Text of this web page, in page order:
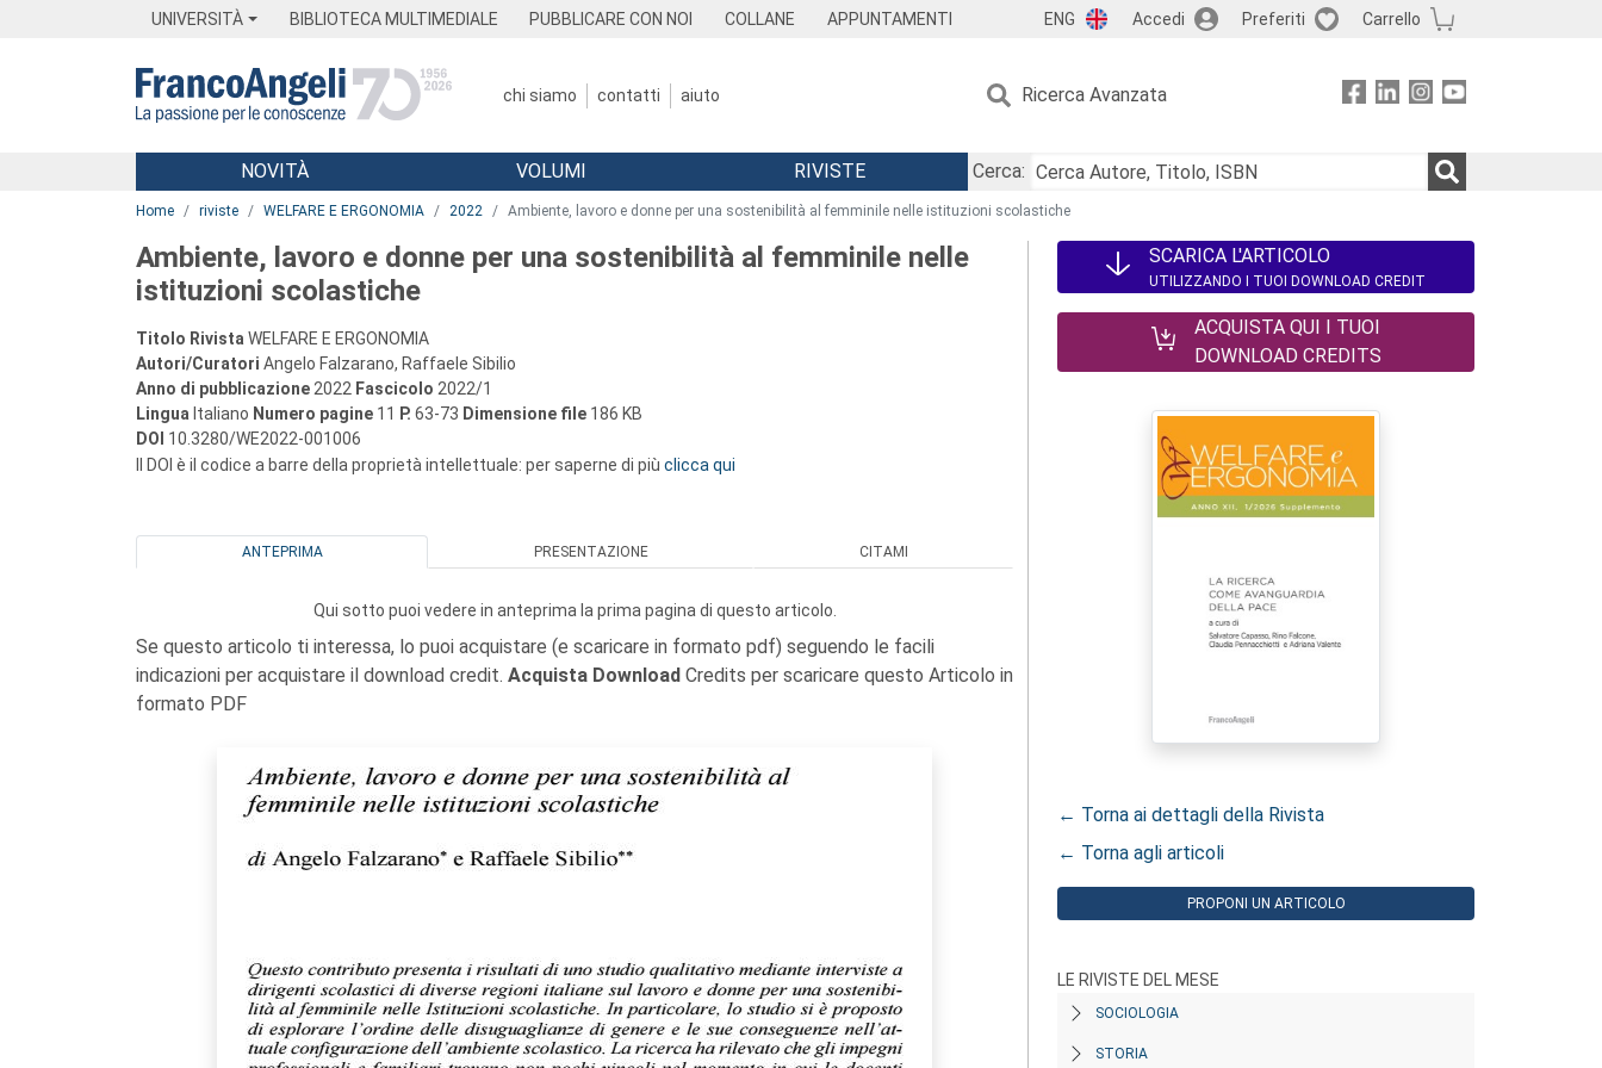
UNIVERSITÀ BIBLIOTECA MULTIMEDIALE PUBBLICARE CON NOI COLLANE APPUNTAMENTI ENG Accedi Preferiti Carrello
chi siamo contatti aiuto Ricerca Avanzata
Menu
NOVITÀ VOLUMI RIVISTE
Cerca:
Home riviste WELFARE E ERGONOMIA 2022 Ambiente, lavoro e donne per una sostenibilità al femminile nelle istituzioni scolastiche
Ambiente, lavoro e donne per una sostenibilità al femminile nelle
istituzioni scolastiche
Titolo Rivista WELFARE E ERGONOMIA
Autori/Curatori Angelo Falzarano, Raffaele Sibilio
Anno di pubblicazione 2022 Fascicolo 2022/1
Lingua Italiano Numero pagine 11 P. 63-73 Dimensione file 186 KB
DOI 10.3280/WE2022-001006
Il DOI è il codice a barre della proprietà intellettuale: per saperne di più clicca qui
ANTEPRIMA PRESENTAZIONE CITAMI
Qui sotto puoi vedere in anteprima la prima pagina di questo articolo.
Se questo articolo ti interessa, lo puoi acquistare (e scaricare in formato pdf) seguendo le facili
indicazioni per acquistare il download credit. Acquista Download Credits per scaricare questo Articolo in
formato PDF
SCARICA L'ARTICOLO
UTILIZZANDO I TUOI DOWNLOAD CREDIT
ACQUISTA QUI I TUOI
DOWNLOAD CREDITS
← Torna ai dettagli della Rivista
← Torna agli articoli
PROPONI UN ARTICOLO
LE RIVISTE DEL MESE
SOCIOLOGIA
STORIA